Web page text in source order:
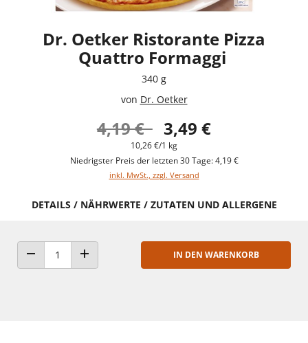
Dr. Oetker Ristorante Pizza
Quattro Formaggi
340 g
von Dr. Oetker
4,19 € 3,49 €
10,26 €/1 kg
Niedrigster Preis der letzten 30 Tage: 4,19 €
inkl. MwSt., zzgl. Versand
DETAILS / NÄHRWERTE / ZUTATEN UND ALLERGENE
ANZAHL VERRINGERNANZAHL ERHÖHEN
IN DEN WARENKORB